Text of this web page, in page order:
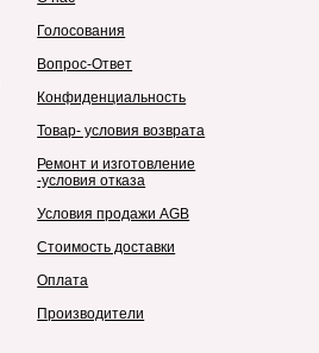
Голосования
Вопрос-Ответ
Конфиденциальность
Товар- условия возврата
Ремонт и изготовление
-условия отказа
Условия продажи AGB
Стоимость доставки
Оплата
Производители